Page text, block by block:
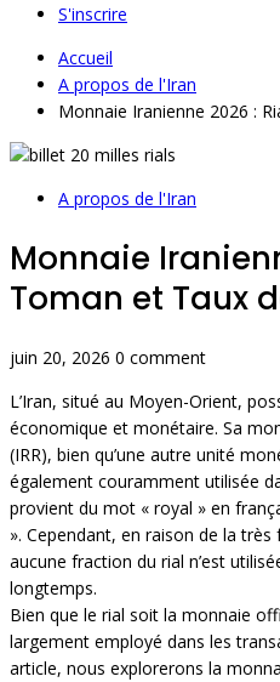
S'inscrire
Accueil
A propos de l'Iran
Monnaie Iranienne 2026 :
A propos de l'Iran
Monnaie
Toman et Taux
juin 20, 2026 0 comment
L’Iran, situé au Moyen-Orient,
économique et monétaire. Sa
(IRR), bien qu’une autre unité
également couramment utilisée
provient du mot « royal » en
». Cependant, en raison de la
aucune fraction du rial n’est
longtemps.
Bien que le rial soit la monnaie
largement employé dans les
article, nous explorerons la